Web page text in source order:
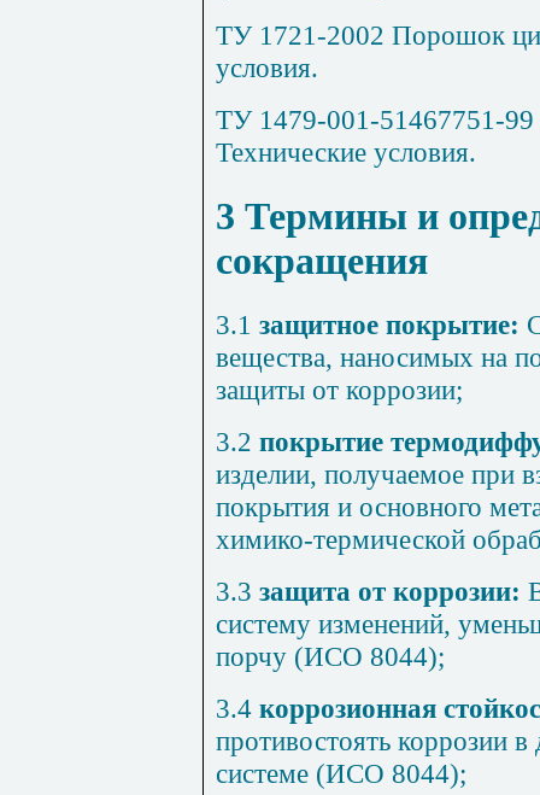
ТУ 1721-2002 Порошок
условия.
ТУ 1479-001-51467751-
Технические условия.
3 Термины и
сокращения
3.1 защитное покрытие:
вещества, наносимых на
защиты от коррозии;
3.2 покрытие
изделии, получаемое при
покрытия и основного
химико-термической
3.3 защита от коррозии:
систему изменений,
порчу (ИСО 8044);
3.4 коррозионная
противостоять коррозии
системе (ИСО 8044);